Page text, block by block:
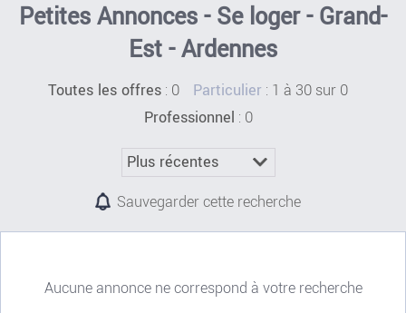
Petites Annonces - Se loger - Grand-
Est - Ardennes
Toutes les offres : 0 Particulier : 1 à 30 sur 0
Professionnel : 0
Sauvegarder cette recherche
Aucune annonce ne correspond à votre recherche